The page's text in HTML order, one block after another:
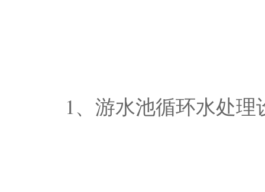
1、游水池循环水处理